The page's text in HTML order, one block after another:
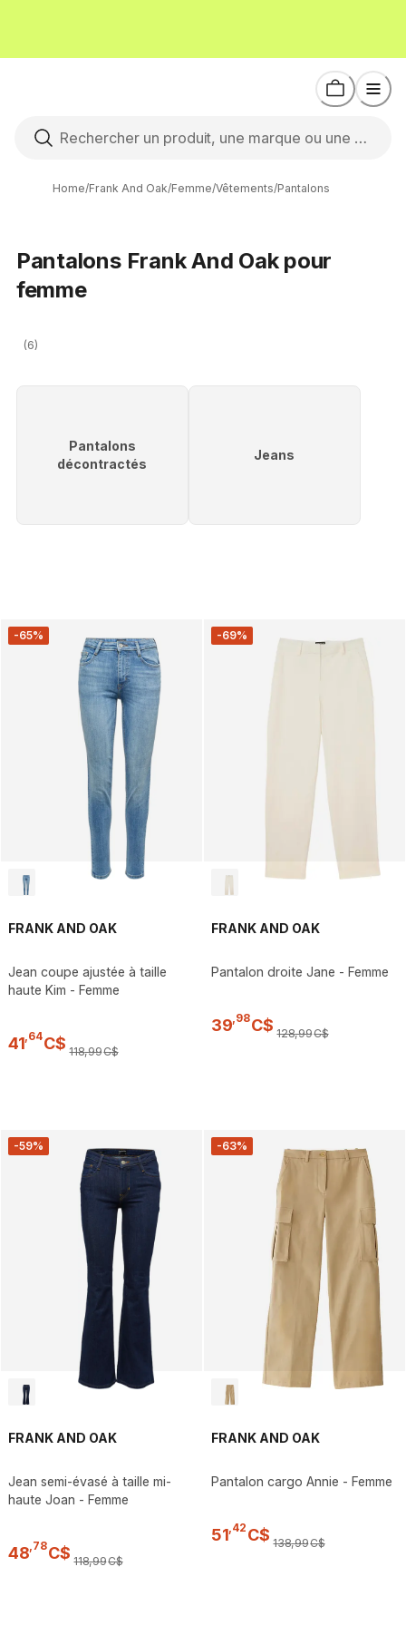
Home/Frank And Oak/Femme/Vêtements/Pantalons
Pantalons Frank And Oak pour
femme
(6)
Pantalons
décontractés
Jeans
-65%
FRANK AND OAK
Jean coupe ajustée à taille
haute Kim - Femme
41 64C$ 118,99C$
-69%
FRANK AND OAK
Pantalon droite Jane - Femme
39 98C$ 128,99C$
-59%
FRANK AND OAK
Jean semi-évasé à taille mi-
haute Joan - Femme
48 78C$ 118,99C$
-63%
FRANK AND OAK
Pantalon cargo Annie - Femme
51 42 C$ 138,99C$